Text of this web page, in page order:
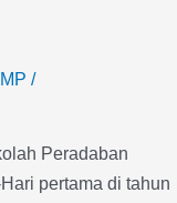
/
Peradaban
pertama di tahun